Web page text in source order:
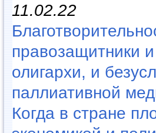
11.02.22
правозащитники и
олигархи, и
паллиативной
Когда в стране